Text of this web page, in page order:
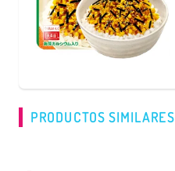
PRODUCTOS SIMILARES